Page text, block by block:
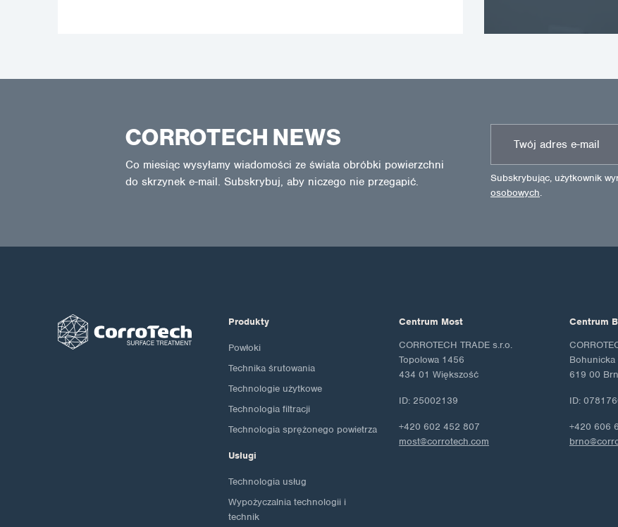
CORROTECH NEWS
Co miesiąc wysyłamy wiadomości ze świata obróbki powierzchni
do skrzynek e-mail. Subskrybuj, aby niczego nie przegapić.
Subskrybując, użytkownik
osobowych.
Produkty
Powłoki
Technika śrutowania
Technologie użytkowe
Technologia filtracji
Technologia sprężonego powietrza
Usługi
Technologia usług
Wypożyczalnia technologii i
technik
Centrum Most
CORROTECH TRADE s.r.o.
Topolowa 1456
434 01 Większość
ID: 25002139
+420 602 452 807
most@corrotech.com
Centrum
619 00
ID:
+420 606